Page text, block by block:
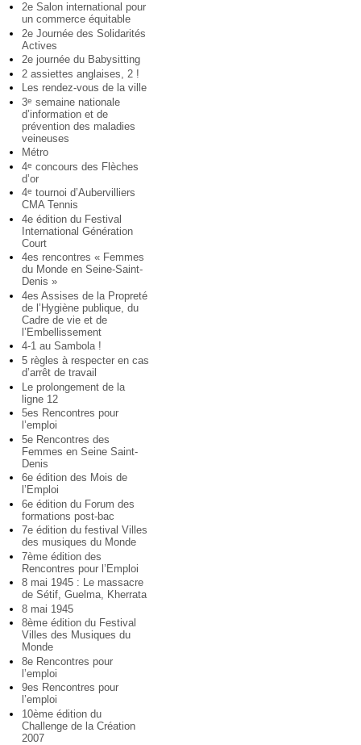
2e Salon international pour
un commerce équitable
2e Journée des Solidarités
Actives
2e journée du Babysitting
2 assiettes anglaises, 2 !
Les rendez-vous de la ville
3e semaine nationale
d’information et de
prévention des maladies
veineuses
Métro
4e concours des Flèches
d’or
4e tournoi d’Aubervilliers
CMA Tennis
4e édition du Festival
International Génération
Court
4es rencontres « Femmes
du Monde en Seine-Saint-
Denis »
4es Assises de la Propreté
de l’Hygiène publique, du
Cadre de vie et de
l’Embellissement
4-1 au Sambola !
5 règles à respecter en cas
d’arrêt de travail
Le prolongement de la
ligne 12
5es Rencontres pour
l’emploi
5e Rencontres des
Femmes en Seine Saint-
Denis
6e édition des Mois de
l’Emploi
6e édition du Forum des
formations post-bac
7e édition du festival Villes
des musiques du Monde
7ème édition des
Rencontres pour l’Emploi
8 mai 1945 : Le massacre
de Sétif, Guelma, Kherrata
8 mai 1945
8ème édition du Festival
Villes des Musiques du
Monde
8e Rencontres pour
l’emploi
9es Rencontres pour
l’emploi
10ème édition du
Challenge de la Création
2007